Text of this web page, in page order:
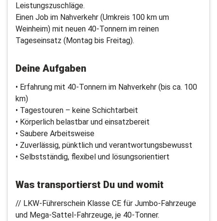
Leistungszuschläge.
Einen Job im Nahverkehr (Umkreis 100 km um
Weinheim) mit neuen 40-Tonnern im reinen
Tageseinsatz (Montag bis Freitag).
Deine Aufgaben
• Erfahrung mit 40-Tonnern im Nahverkehr (bis ca. 100
km)
• Tagestouren – keine Schichtarbeit
• Körperlich belastbar und einsatzbereit
• Saubere Arbeitsweise
• Zuverlässig, pünktlich und verantwortungsbewusst
• Selbstständig, flexibel und lösungsorientiert
Was transportierst Du und womit
// LKW-Führerschein Klasse CE für Jumbo-Fahrzeuge
und Mega-Sattel-Fahrzeuge, je 40-Tonner.